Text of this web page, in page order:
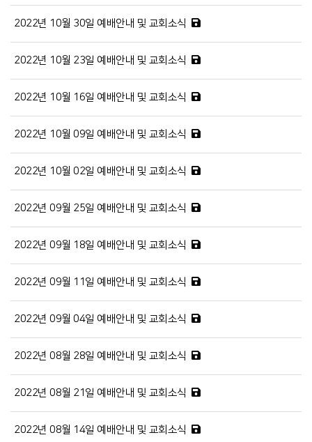
2022년 10월 30일 예배안내 및 교회소식
2022년 10월 23일 예배안내 및 교회소식
2022년 10월 16일 예배안내 및 교회소식
2022년 10월 09일 예배안내 및 교회소식
2022년 10월 02일 예배안내 및 교회소식
2022년 09월 25일 예배안내 및 교회소식
2022년 09월 18일 예배안내 및 교회소식
2022년 09월 11일 예배안내 및 교회소식
2022년 09월 04일 예배안내 및 교회소식
2022년 08월 28일 예배안내 및 교회소식
2022년 08월 21일 예배안내 및 교회소식
2022년 08월 14일 예배안내 및 교회소식